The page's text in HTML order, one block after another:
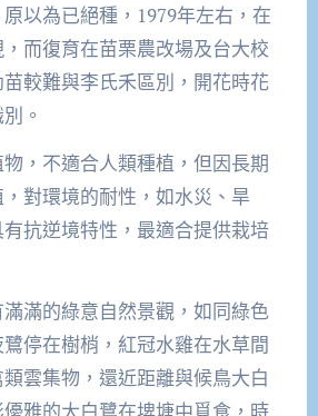
以為已絕種，1979年左右，在
而復育在苗栗農改場及台大校
較難與李氏禾區別，開花時花
。
，不適合人類種植，但因長期
對環境的耐性，如水災、旱
抗逆境特性，最適合提供栽培
滿的綠意自然景觀，如同綠色
停在樹梢，紅冠水雞在水草間
雲集物，還近距離與候鳥大白